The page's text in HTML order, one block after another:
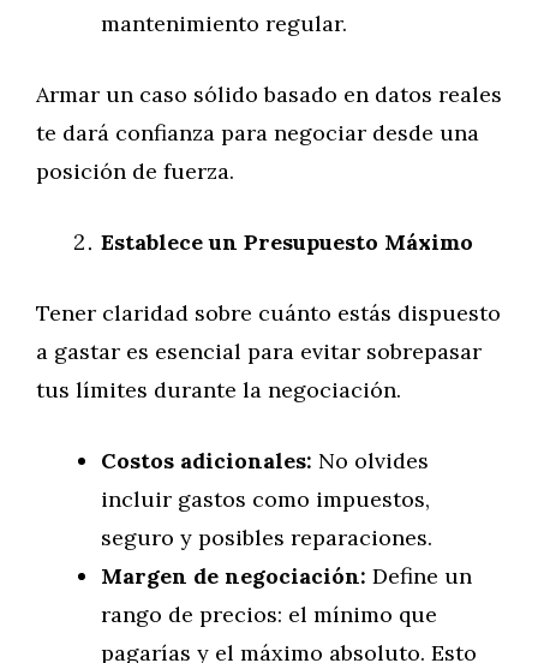
mantenimiento regular.
Armar un caso sólido basado en datos reales
te dará confianza para negociar desde una
posición de fuerza.
Establece un Presupuesto Máximo
Tener claridad sobre cuánto estás dispuesto
a gastar es esencial para evitar sobrepasar
tus límites durante la negociación.
Costos adicionales: No olvides
incluir gastos como impuestos,
seguro y posibles reparaciones.
Margen de negociación: Define un
rango de precios: el mínimo que
pagarías y el máximo absoluto. Esto